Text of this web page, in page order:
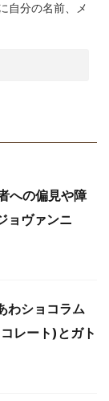
自分の名前、メ
への偏見や障
ョヴァンニ
わショコラム
レート)とガト